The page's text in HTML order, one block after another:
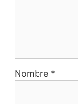
Nombre *